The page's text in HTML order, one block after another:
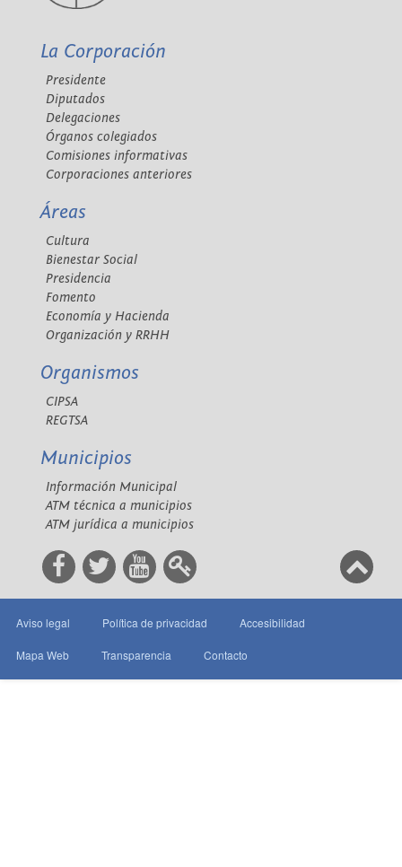
La Corporación
Presidente
Diputados
Delegaciones
Órganos colegiados
Comisiones informativas
Corporaciones anteriores
Áreas
Cultura
Bienestar Social
Presidencia
Fomento
Economía y Hacienda
Organización y RRHH
Organismos
CIPSA
REGTSA
Municipios
Información Municipal
ATM técnica a municipios
ATM jurídica a municipios
Aviso legal Política de privacidad Accesibilidad
Mapa Web Transparencia Contacto